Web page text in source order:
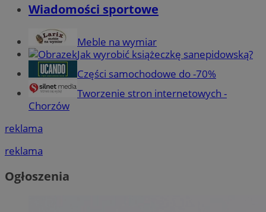
Wiadomości sportowe
Meble na wymiar
Jak wyrobić książeczkę sanepidowską?
Części samochodowe do -70%
Tworzenie stron internetowych -
Chorzów
reklama
reklama
Ogłoszenia